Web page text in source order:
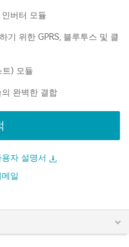
버터 모듈
기 위한 GPRS, 블루투스 및 클
) 모듈
완벽한 결합
자 설명서
메일